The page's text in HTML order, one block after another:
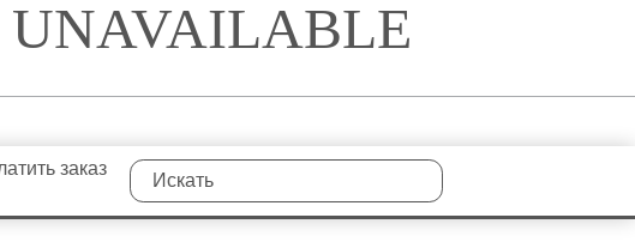
UNAVAILABLE
заказ